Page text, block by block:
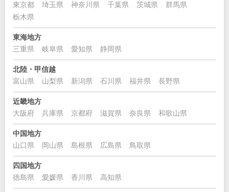
東京都
埼玉県 神奈川県 千葉県 茨城県
群馬県
栃木県
東海地方
三重県
岐阜県 愛知県 静岡県
北陸・甲信越
富山県
山梨県 新潟県 石川県 福井県 長野県
近畿地方
大阪府
兵庫県 京都府 滋賀県 奈良県 和歌山県
中国地方
山口県
岡山県 島根県 広島県 鳥取県
四国地方
徳島県
愛媛県 香川県 高知県